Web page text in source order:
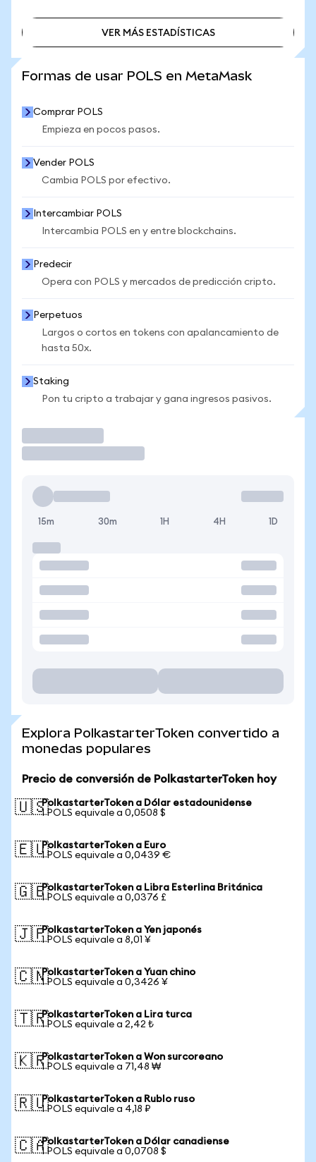
VER MÁS ESTADÍSTICAS
Formas de usar POLS en MetaMask
Comprar POLS
Empieza en pocos pasos.
Vender POLS
Cambia POLS por efectivo.
Intercambiar POLS
Intercambia POLS en y entre blockchains.
Predecir
Opera con POLS y mercados de predicción cripto.
Perpetuos
Largos o cortos en tokens con apalancamiento de
hasta 50x.
Staking
Pon tu cripto a trabajar y gana ingresos pasivos.
15m 30m 1H 4H 1D
Explora PolkastarterToken convertido a
monedas populares
Precio de conversión de PolkastarterToken hoy
🇺🇸PolkastarterToken a Dólar estadounidense
1 POLS equivale a 0,0508 $
🇪🇺PolkastarterToken a Euro
1 POLS equivale a 0,0439 €
🇬🇧PolkastarterToken a Libra Esterlina Británica
1 POLS equivale a 0,0376 £
🇯🇵PolkastarterToken a Yen japonés
1 POLS equivale a 8,01 ¥
🇨🇳PolkastarterToken a Yuan chino
1 POLS equivale a 0,3426 ¥
🇹🇷PolkastarterToken a Lira turca
1 POLS equivale a 2,42 ₺
🇰🇷PolkastarterToken a Won surcoreano
1 POLS equivale a 71,48 ₩
🇷🇺PolkastarterToken a Rublo ruso
1 POLS equivale a 4,18 ₽
🇨🇦PolkastarterToken a Dólar canadiense
1 POLS equivale a 0,0708 $